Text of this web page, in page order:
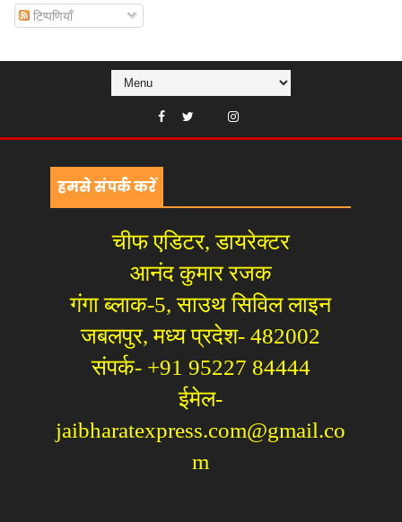
टिप्पणियाँ
हमसे संपर्क करें
चीफ एडिटर, डायरेक्टर
आनंद कुमार रजक
गंगा ब्लाक-5, साउथ सिविल लाइन
जबलपुर, मध्य प्रदेश- 482002
संपर्क- +91 95227 84444
ईमेल-
jaibharatexpress.com@gmail.co
m